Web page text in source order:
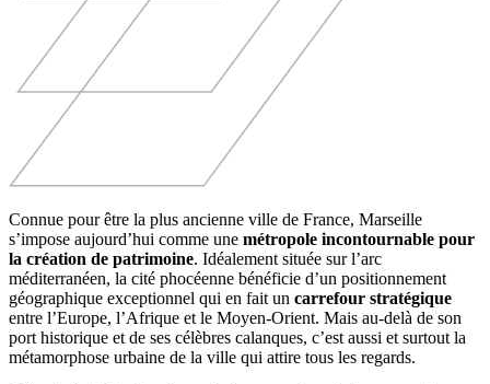
Connue pour être la plus ancienne ville de France, Marseille
s’impose aujourd’hui comme une métropole incontournable pour
la création de patrimoine. Idéalement située sur l’arc
méditerranéen, la cité phocéenne bénéficie d’un positionnement
géographique exceptionnel qui en fait un carrefour stratégique
entre l’Europe, l’Afrique et le Moyen-Orient. Mais au-delà de son
port historique et de ses célèbres calanques, c’est aussi et surtout la
métamorphose urbaine de la ville qui attire tous les regards.